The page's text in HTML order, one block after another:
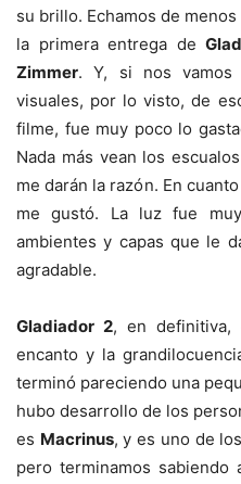
su brillo. Echamos de
la primera entrega de
Zimmer. Y, si nos vamos
visuales, por lo visto, de
filme, fue muy poco lo
Nada más vean los
me darán la razón. En
me gustó. La luz fue
ambientes y capas que le
agradable.
Gladiador 2, en definitiva,
encanto y la
terminó pareciendo una
hubo desarrollo de los
es Macrinus, y es uno de
pero terminamos sabiendo